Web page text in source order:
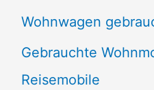
Wohnwagen
Gebrauchte
Reisemobile